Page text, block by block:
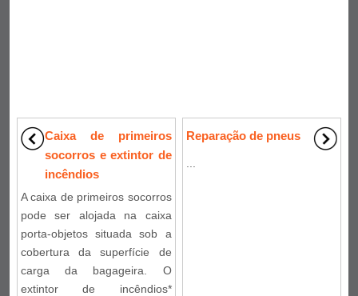
Caixa de primeiros
socorros e extintor de
incêndios
A caixa de primeiros socorros
pode ser alojada na caixa
porta-objetos situada sob a
cobertura da superfície de
carga da bagageira. O
extintor de incêndios*
Reparação de pneus